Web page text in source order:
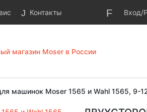
Контакты Вход/
машинок Moser 1565 и Wahl 1565, 9-